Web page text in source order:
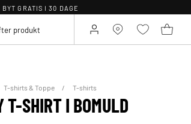
BYT GRATIS I 30 DAGE
T-shirts & Toppe T-shirts
T-SHIRT I BOMULD